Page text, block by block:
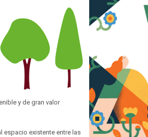
y de gran valor
espacio existente entre las